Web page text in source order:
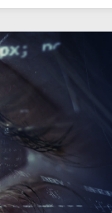
ÖİB
yeni proje!
proje!
kampanyası
indirim avantajı!
ay vade fırsatı!
projesinde
48 ay vade